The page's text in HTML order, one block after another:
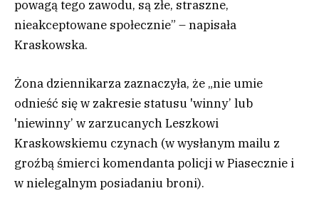
powagą tego zawodu, są złe, straszne,
nieakceptowane społecznie” – napisała
Kraskowska.
Żona dziennikarza zaznaczyła, że „nie umie
odnieść się w zakresie statusu 'winny’ lub
'niewinny’ w zarzucanych Leszkowi
Kraskowskiemu czynach (w wysłanym mailu z
groźbą śmierci komendanta policji w Piasecznie i
w nielegalnym posiadaniu broni).